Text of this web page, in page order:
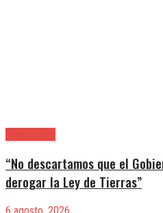
“No descartamos que el
derogar la Ley de Tierras”